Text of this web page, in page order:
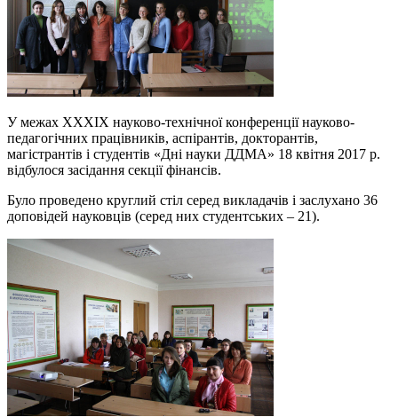
У межах ХХХІХ науково-технічної конференції науково-
педагогічних працівників, аспірантів, докторантів,
магістрантів і студентів «Дні науки ДДМА» 18 квітня 2017 р.
відбулося засідання секції фінансів.
Було проведено круглий стіл серед викладачів і заслухано 36
доповідей науковців (серед них студентських – 21).